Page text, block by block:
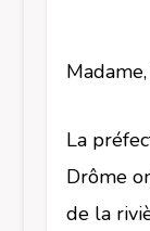
La
Drôme
de la